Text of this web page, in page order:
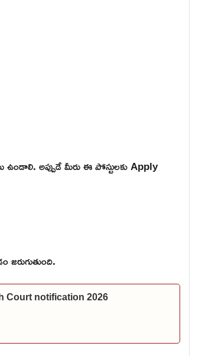
అప్పుడే మీరు ఈ పోస్టులకు Apply
Court notification 2026